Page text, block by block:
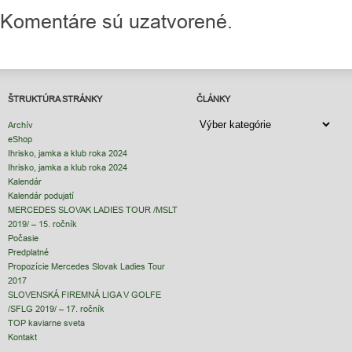
Komentáre sú uzatvorené.
ŠTRUKTÚRA STRÁNKY
Archív
eShop
Ihrisko, jamka a klub roka 2024
Ihrisko, jamka a klub roka 2024
Kalendár
Kalendár podujatí
MERCEDES SLOVAK LADIES TOUR /MSLT
2019/ – 15. ročník
Počasie
Predplatné
Propozície Mercedes Slovak Ladies Tour
2017
SLOVENSKÁ FIREMNÁ LIGA V GOLFE
/SFLG 2019/ – 17. ročník
TOP kaviarne sveta
Kontakt
ČLÁNKY
ČLÁNKY